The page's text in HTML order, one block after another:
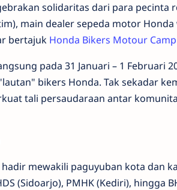
solidaritas dari para pecinta
main dealer sepeda motor Honda
bertajuk Honda Bikers Motour
pada 31 Januari – 1 Februari
bikers Honda. Tak sekadar
tali persaudaraan antar
mewakili paguyuban kota dan
(Sidoarjo), PMHK (Kediri), hingga